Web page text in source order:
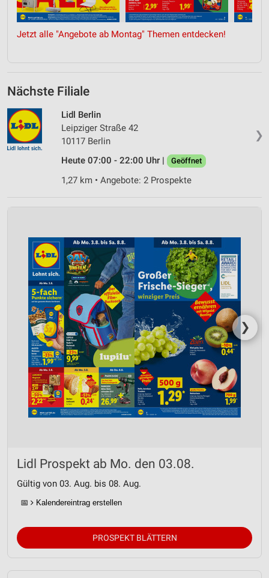
Jetzt alle "Angebote ab Montag" Themen entdecken!
Nächste Filiale
❯
Lidl Berlin
Leipziger Straße 42
10117 Berlin
Heute 07:00 - 22:00 Uhr |
Geöffnet
1,27 km • Angebote: 2 Prospekte
❯
Lidl Prospekt ab Mo. den 03.08.
Gültig von 03. Aug. bis 08. Aug.
📅 Kalendereintrag erstellen
PROSPEKT BLÄTTERN